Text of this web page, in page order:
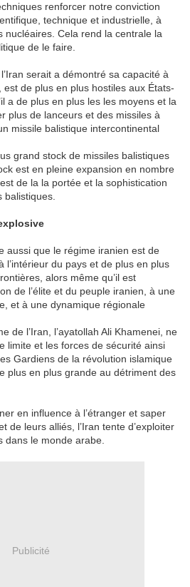
renforcer notre conviction
technique et industrielle, à
nucléaires. Cela rend la centrale la
de le faire.
serait a démontré sa capacité à
de plus en plus hostiles aux États-
a de plus en plus les les moyens et la
plus de lanceurs et des missiles à
missile balistique intercontinental
grand stock de missiles balistiques
est en pleine expansion en nombre
de la la portée et la sophistication
aussi que le régime iranien est de
l’intérieur du pays et de plus en plus
alors même qu’il est
de l’élite et du peuple iranien, à une
et à une dynamique régionale
de l’Iran, l’ayatollah Ali Khamenei, ne
limite et les forces de sécurité ainsi
Gardiens de la révolution islamique
plus en plus grande au détriment des
en influence à l’étranger et saper
de leurs alliés, l’Iran tente d’exploiter
dans le monde arabe.
Publicité